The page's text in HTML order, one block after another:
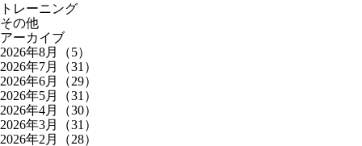
トレーニング
その他
アーカイブ
2026年8月（5）
2026年7月（31）
2026年6月（29）
2026年5月（31）
2026年4月（30）
2026年3月（31）
2026年2月（28）